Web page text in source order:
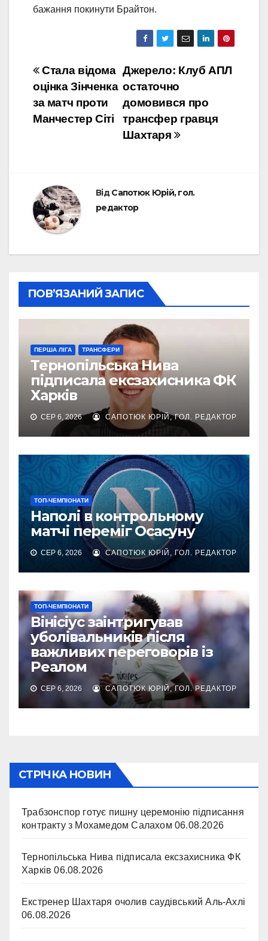
бажання покинути Брайтон.
Навігація
записів
Джерело: Клуб АПЛ
остаточно
домовився про
трансфер гравця
Шахтаря
Стала відома
оцінка Зінченка
за матч проти
Манчестер Сіті
ВідСапотюк Юрій, гол.
редактор
ПОВ’ЯЗАНИЙ ЗАПИС
ПЕРША ЛІГА ТРАНСФЕРИ
Тернопільська Нива
підписала ексзахисника ФК
Харків
СЕР 6, 2026 САПОТЮК ЮРІЙ, ГОЛ. РЕДАКТОР
ТОП-ЧЕМПІОНАТИ
Наполі в контрольному
матчі переміг Осасуну
СЕР 6, 2026 САПОТЮК ЮРІЙ, ГОЛ. РЕДАКТОР
ТОП-ЧЕМПІОНАТИ
Вінісіус заінтригував
уболівальників після
важливих переговорів із
Реалом
СЕР 6, 2026 САПОТЮК ЮРІЙ, ГОЛ. РЕДАКТОР
СТРІЧКА НОВИН
Трабзонспор готує пишну церемонію підписання
контракту з Мохамедом Салахом 06.08.2026
Тернопільська Нива підписала ексзахисника ФК
Харків 06.08.2026
Екстренер Шахтаря очолив саудівський Аль-Ахлі
06.08.2026